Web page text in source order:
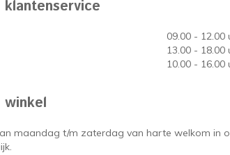
09.00 - 12.00
13.00 - 18.00
10.00 - 16.00
winkel
maandag t/m zaterdag van harte welkom in